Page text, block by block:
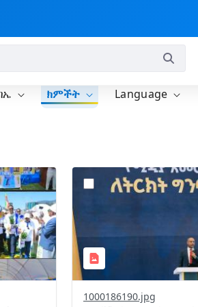
ክምችት Language
?
Thumbnail=1
1000186190.jpg